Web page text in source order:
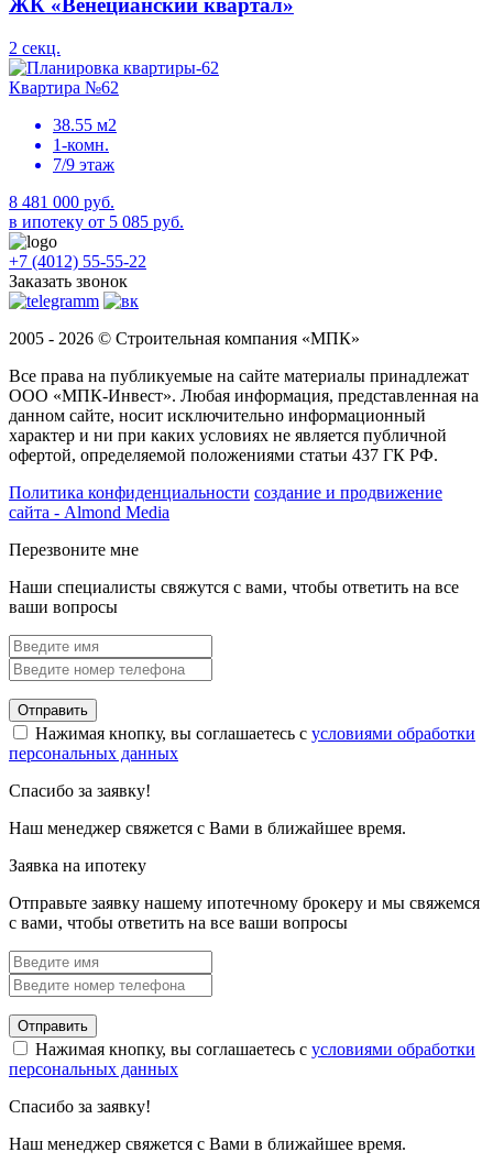
ЖК «Венецианский квартал»
2 секц.
Квартира №62
38.55 м2
1-комн.
7/9 этаж
8 481 000 руб.
в ипотеку от 5 085 руб.
+7 (4012) 55-55-22
Заказать звонок
2005 - 2026 © Строительная компания «МПК»
Все права на публикуемые на сайте материалы принадлежат
ООО «МПК-Инвест». Любая информация, представленная на
данном сайте, носит исключительно информационный
характер и ни при каких условиях не является публичной
офертой, определяемой положениями статьи 437 ГК РФ.
Политика конфиденциальности создание и продвижение
сайта - Almond Media
Перезвоните мне
Наши специалисты свяжутся с вами, чтобы ответить на все
ваши вопросы
Отправить
Нажимая кнопку, вы соглашаетесь с условиями обработки
персональных данных
Спасибо за заявку!
Наш менеджер свяжется с Вами в ближайшее время.
Заявка на ипотеку
Отправьте заявку нашему ипотечному брокеру и мы свяжемся
с вами, чтобы ответить на все ваши вопросы
Отправить
Нажимая кнопку, вы соглашаетесь с условиями обработки
персональных данных
Спасибо за заявку!
Наш менеджер свяжется с Вами в ближайшее время.